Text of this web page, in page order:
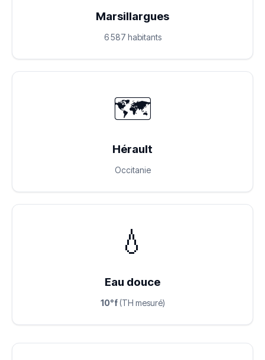
Marsillargues
6 587 habitants
🗺️
Hérault
Occitanie
💧
Eau douce
10°f(TH mesuré)